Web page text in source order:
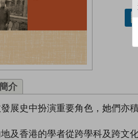
介
展史中扮演重要角色，她們亦
及香港的學者從跨學科及跨文